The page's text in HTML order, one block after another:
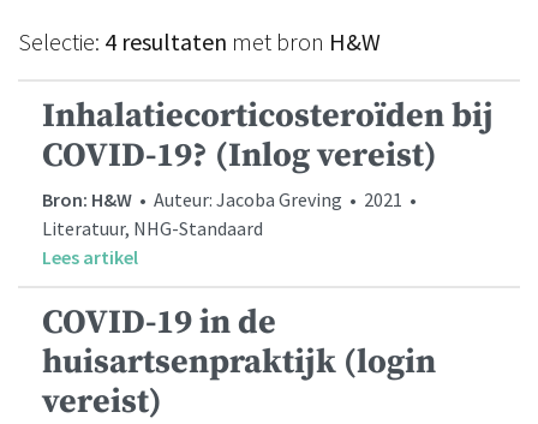
Selectie: 4 resultaten met bron H&W
Inhalatiecorticosteroïden bij
COVID-19? (Inlog vereist)
Bron: H&W • Auteur: Jacoba Greving • 2021 •
Literatuur, NHG-Standaard
Lees artikel
COVID-19 in de
huisartsenpraktijk (login
vereist)